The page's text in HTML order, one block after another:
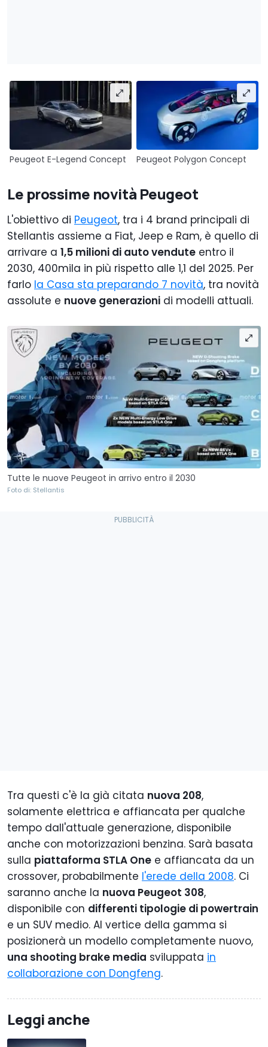
Peugeot E-Legend Concept Peugeot Polygon Concept
Le prossime novità Peugeot
L'obiettivo di Peugeot, tra i 4 brand principali di
Stellantis assieme a Fiat, Jeep e Ram, è quello di
arrivare a 1,5 milioni di auto vendute entro il
2030, 400mila in più rispetto alle 1,1 del 2025. Per
farlo la Casa sta preparando 7 novità, tra novità
assolute e nuove generazioni di modelli attuali.
Tutte le nuove Peugeot in arrivo entro il 2030
Foto di: Stellantis
Tra questi c'è la già citata nuova 208,
solamente elettrica e affiancata per qualche
tempo dall'attuale generazione, disponibile
anche con motorizzazioni benzina. Sarà basata
sulla piattaforma STLA One e affiancata da un
crossover, probabilmente l'erede della 2008. Ci
saranno anche la nuova Peugeot 308,
disponibile con differenti tipologie di powertrain
e un SUV medio. Al vertice della gamma si
posizionerà un modello completamente nuovo,
una shooting brake media sviluppata in
collaborazione con Dongfeng.
Leggi anche